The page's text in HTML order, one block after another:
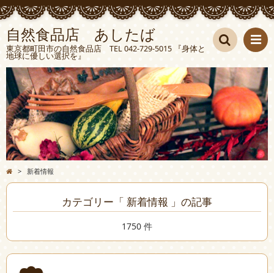
自然食品店 あしたば
東京都町田市の自然食品店 TEL 042-729-5015 『身体と
地球に優しい選択を』 検索
> 新着情報
カテゴリー「 新着情報 」の記事
1750 件